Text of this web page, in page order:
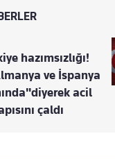
hazımsızlığı!
ve İspanya
acil
çaldı